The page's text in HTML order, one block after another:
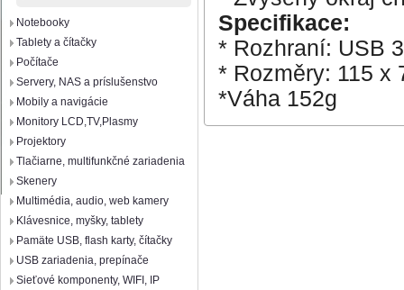
Notebooky
Tablety a čítačky
Počítače
Servery, NAS a príslušenstvo
Mobily a navigácie
Monitory LCD,TV,Plasmy
Projektory
Tlačiarne, multifunkčné zariadenia
Skenery
Multimédia, audio, web kamery
Klávesnice, myšky, tablety
Pamäte USB, flash karty, čítačky
USB zariadenia, prepínače
Sieťové komponenty, WIFI, IP
Specifikace:
* Rozhraní: USB
* Rozměry: 115 x
*Váha 152g